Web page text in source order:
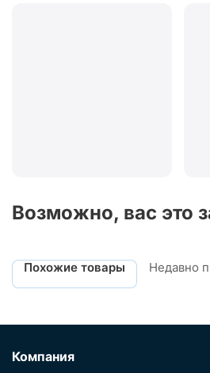
Возможно, вас это
Похожие товары Недавно
Компания